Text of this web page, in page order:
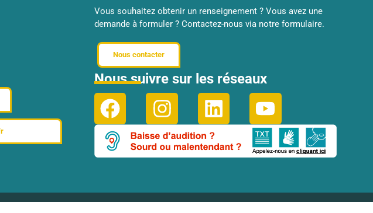
la conformité avec les réglementations. Personnalisez vos préférences
Vous souhaitez obtenir un renseignement ? Vous avez une
demande à formuler ? Contactez-nous via notre formulaire.
Nous contacter
Nous suivre sur les réseaux